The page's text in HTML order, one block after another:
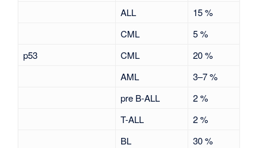
ALL
15 %
CML
5 %
p53
CML
20 %
AML
3–7 %
pre B-ALL
2 %
T-ALL
2 %
BL
30 %